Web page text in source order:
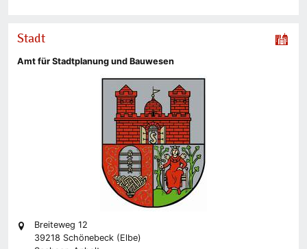
Stadt
Amt für Stadtplanung und Bauwesen
Breiteweg 12
39218 Schönebeck (Elbe)